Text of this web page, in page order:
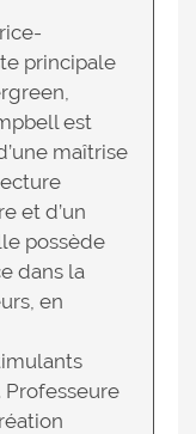
principale
est
maîtrise
et d’un
possède
dans la
en
Professeure